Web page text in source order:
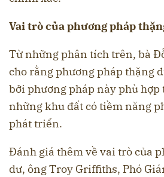
Vai trò của phương pháp
Từ những phân tích trên, bà
cho rằng phương pháp thặng
bởi phương pháp này phù
những khu đất có tiềm năng
phát triển.
Đánh giá thêm về vai trò của
dư, ông Troy Griffiths, Phó